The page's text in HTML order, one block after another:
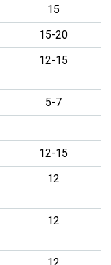
15
15-20
12-15
5-7
12-15
12
12